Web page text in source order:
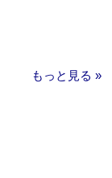
もっと見る »